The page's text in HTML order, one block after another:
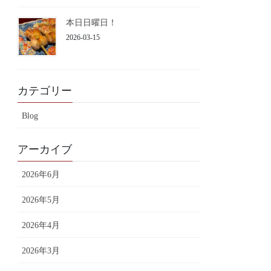
本日日曜日！
2026-03-15
カテゴリー
Blog
アーカイブ
2026年6月
2026年5月
2026年4月
2026年3月